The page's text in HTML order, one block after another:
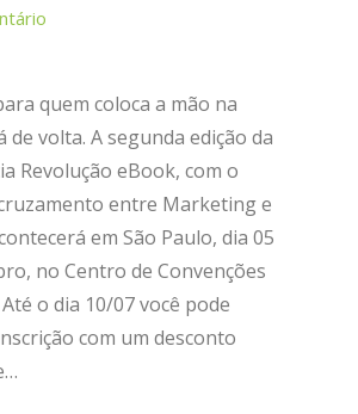
quem coloca a mão na
de volta. A segunda edição da
Revolução eBook, com o
entre Marketing e
em São Paulo, dia 05
no Centro de Convenções
o dia 10/07 você pode
com um desconto